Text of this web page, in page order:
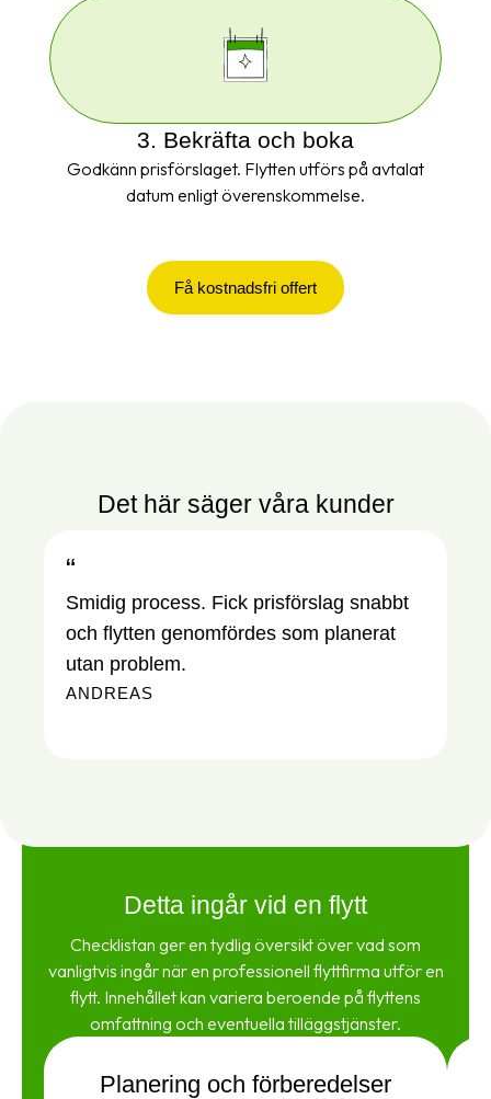
3. Bekräfta och boka
Godkänn prisförslaget. Flytten utförs på avtalat
datum enligt överenskommelse.
Få kostnadsfri offert
Det här säger våra kunder
“
Smidig process. Fick prisförslag snabbt
och flytten genomfördes som planerat
utan problem.
ANDREAS
Detta ingår vid en flytt
Checklistan ger en tydlig översikt över vad som
vanligtvis ingår när en professionell flyttfirma utför en
flytt. Innehållet kan variera beroende på flyttens
omfattning och eventuella tilläggstjänster.
Planering och förberedelser